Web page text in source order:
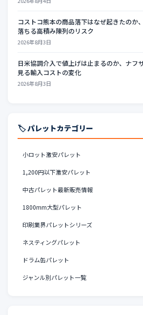
コストコ熊本の商品落下はなぜ起きたのか
落ちる高積み陳列のリスク
2026年8月3日
日米協調介入で値上げは止まるのか、ナフ
見る輸入コストの変化
2026年8月3日
🏷️ パレットカテゴリー
小ロット激安パレット
1,200円以下激安パレット
中古パレット最新販売情報
1800mm大型パレット
印刷業界パレットシリーズ
ネスティングパレット
ドラム缶パレット
ジャンル別パレット一覧